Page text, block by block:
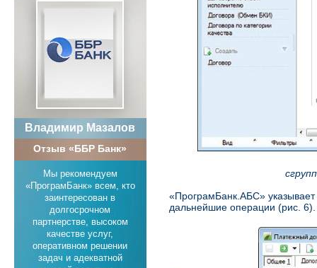
Владимир Мазалов
Отзыв «ББР Банк»
Мы рекомендуем
«ПрограмБанк» всем, кто
заинтересован в
долгосрочном
партнерстве, высоком
качестве услуг,
оперативном решении
задач и адекватной
«ПрограмБанк.АБС»
дальнейшие операции (рис. 6).